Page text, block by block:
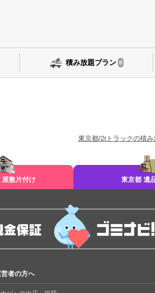
積み放題プラン 0
東京都/2tトラックの積
敷片付け 東京都 遺
営者の方へ